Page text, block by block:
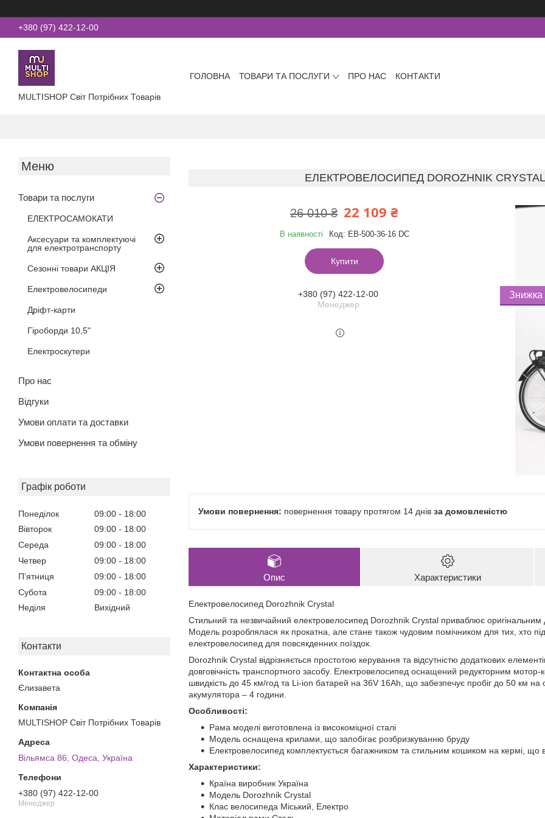
+380 (97) 422-12-00
MULTISHOP Світ Потрібних Товарів
ГОЛОВНА ТОВАРИ ТА ПОСЛУГИ ПРО НАС КОНТАКТИ
Товари та послуги
ЕЛЕКТРОСАМОКАТИ
Аксесуари та комплектуючі
для електротранспорту
Сезонні товари АКЦІЯ
Електровелосипеди
Дріфт-карти
Гіроборди 10,5"
Електроскутери
Про нас
Відгуки
Умови оплати та доставки
Умови повернення та обміну
Графік роботи
Понеділок 09:00
18:00
Вівторок
09:00
18:00
Середа
09:00
18:00
Четвер
09:00
18:00
Пʼятниця
09:00
18:00
Субота
09:00
18:00
Неділя
Вихідний
Контакти
Єлизавета
MULTISHOP Світ Потрібних Товарів
Вільямса 86, Одеса, Україна
+380 (97) 422-12-00
Менеджер
ЕЛЕКТРОВЕЛОСИПЕД DOROZHNIK CRYSTAL
26 010 ₴ 22 109 ₴
В наявності Код: ЕВ-500-36-16 DC
Купити
+380 (97) 422-12-00
Менеджер
повернення товару протягом 14 днів за домовленістю
Опис Характеристики
Електровелосипед Dorozhnik Crystal
Стильний та незвичайний електровелосипед Dorozhnik Crystal приваблює
Модель розроблялася як прокатна, але стане також чудовим помічником для тих, хто
електровелосипед для повсякденних поїздок.
Dorozhnik Crystal відрізняється простотою керування та відсутністю додаткових
довговічність транспортного засобу. Електровелосипед оснащений редукторним
швидкість до 45 км/год та Li-ion батарей на 36V 16Ah, що забезпечує пробіг до 50 км
акумулятора – 4 години.
Особливості:
Рама моделі виготовлена із високоміцної сталі
Модель оснащена крилами, що запобігає розбризкуванню бруду
Електровелосипед комплектується багажником та стильним кошиком на кермі, що
Характеристики:
Країна виробник Україна
Модель Dorozhnik Crystal
Клас велосипеда Міський, Електро